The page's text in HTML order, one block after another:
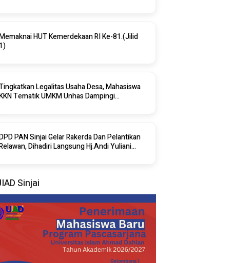
HUT Kemerdekaan RI Ke-81.(Jilid
1)
Legalitas Usaha Desa, Mahasiswa
Tematik UMKM Unhas Dampingi
PAN Sinjai Gelar Rakerda Dan Pelantikan
Dihadiri Langsung Hj.Andi Yuliani
Sinjai